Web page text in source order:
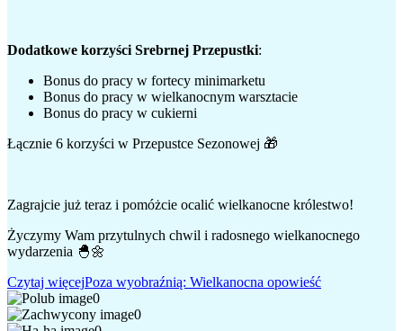
Dodatkowe korzyści Srebrnej Przepustki:
Bonus do pracy w fortecy minimarketu
Bonus do pracy w wielkanocnym warsztacie
Bonus do pracy w cukierni
Łącznie 6 korzyści w Przepustce Sezonowej 🎁
Zagrajcie już teraz i pomóżcie ocalić wielkanocne królestwo!
Życzymy Wam przytulnych chwil i radosnego wielkanocnego
wydarzenia 🐣🌼
Czytaj więcejPoza wyobraźnią: Wielkanocna opowieść
0
0